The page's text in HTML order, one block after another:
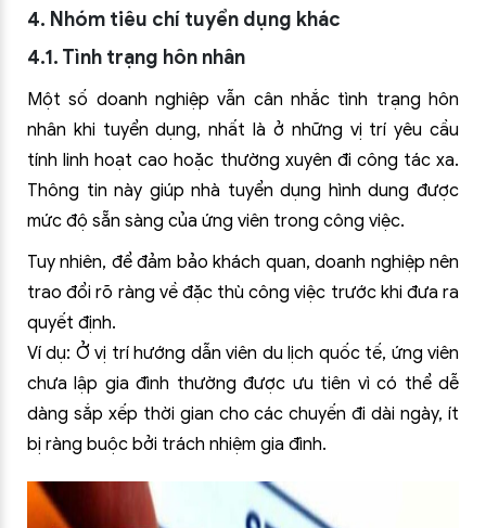
4. Nhóm tiêu chí tuyển dụng khác
4.1. Tình trạng hôn nhân
Một số doanh nghiệp vẫn cân nhắc tình trạng hôn
nhân khi tuyển dụng, nhất là ở những vị trí yêu cầu
tính linh hoạt cao hoặc thường xuyên đi công tác xa.
Thông tin này giúp nhà tuyển dụng hình dung được
mức độ sẵn sàng của ứng viên trong công việc.
Tuy nhiên, để đảm bảo khách quan, doanh nghiệp nên
trao đổi rõ ràng về đặc thù công việc trước khi đưa ra
quyết định.
Ví dụ: Ở vị trí hướng dẫn viên du lịch quốc tế, ứng viên
chưa lập gia đình thường được ưu tiên vì có thể dễ
dàng sắp xếp thời gian cho các chuyến đi dài ngày, ít
bị ràng buộc bởi trách nhiệm gia đình.